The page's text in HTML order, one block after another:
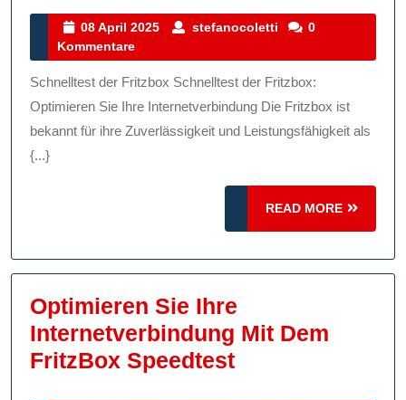
Ihre
Mit
Dem
Speedtest
Fritzbox
08 April 2025
08
2025
stefanocoletti stefanocoletti
0
Kommentare
Schnelltest der Fritzbox Schnelltest der Fritzbox:
Optimieren Sie Ihre Internetverbindung Die Fritzbox ist
bekannt für ihre Zuverlässigkeit und Leistungsfähigkeit als
{...}
READ MORE
READ
MORE
Optimieren Sie Ihre
Internetverbindung Mit Dem
FritzBox SpeedtestOptimieren